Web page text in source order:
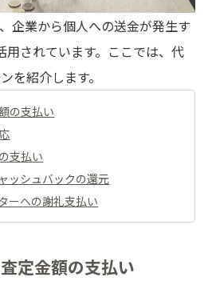
企業から個人への送金が発生す
用されています。ここでは、代
を紹介します。
の支払い
支払い
ッシュバックの還元
ーへの謝礼支払い
定金額の支払い